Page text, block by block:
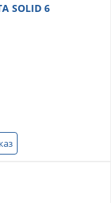
SOLID 6